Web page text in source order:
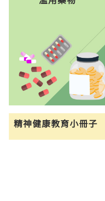
精神健康教育小冊子